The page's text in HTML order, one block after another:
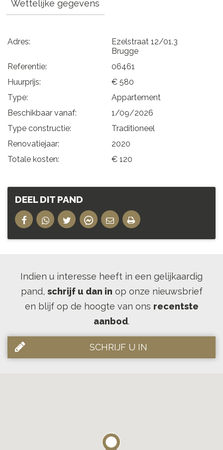
Wettelijke gegevens
Adres:
Ezelstraat 12/01.3
Brugge
Referentie:
06461
Huurprijs:
€ 580
Type:
Appartement
Beschikbaar vanaf:
1/09/2026
Type constructie:
Traditioneel
Renovatiejaar:
2020
Totale kosten:
€ 120
DEEL DIT PAND
Indien u interesse heeft in een gelijkaardig
pand, schrijf u dan in op onze nieuwsbrief
en blijf op de hoogte van ons recentste
aanbod.
SCHRIJF U IN